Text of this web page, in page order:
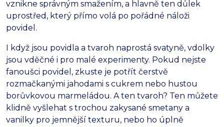
vznikne správným smažením, a hlavně ten důlek
uprostřed, který přímo volá po pořádné náloži
povidel.
I když jsou povidla a tvaroh naprostá svatyně, vdolky
jsou vděčné i pro malé experimenty. Pokud nejste
fanoušci povidel, zkuste je potřít čerstvě
rozmačkanými jahodami s cukrem nebo hustou
borůvkovou marmeládou. A ten tvaroh? Ten můžete
klidně vyšlehat s trochou zakysané smetany a
vanilky pro jemnější texturu, nebo ho úplně